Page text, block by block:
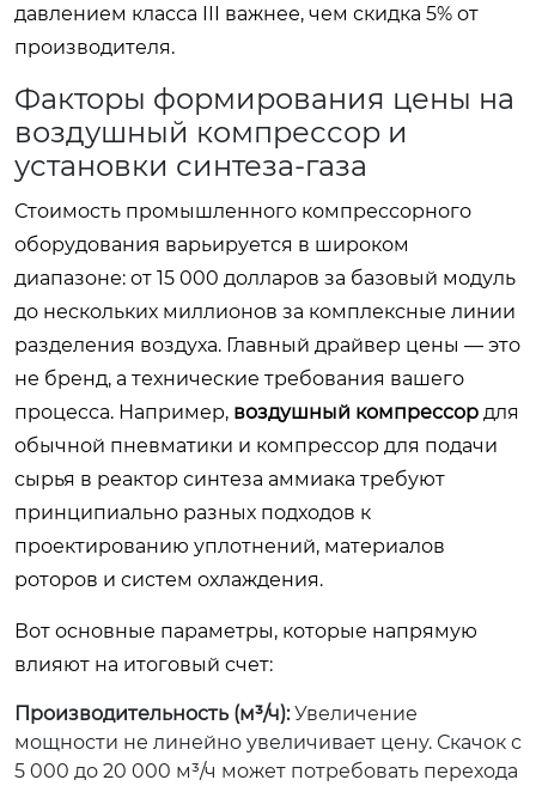
давлением класса III важнее, чем скидка 5% от
производителя.
Факторы формирования цены на
воздушный компрессор и
установки синтеза-газа
Стоимость промышленного компрессорного
оборудования варьируется в широком
диапазоне: от 15 000 долларов за базовый модуль
до нескольких миллионов за комплексные линии
разделения воздуха. Главный драйвер цены — это
не бренд, а технические требования вашего
процесса. Например, воздушный компрессор для
обычной пневматики и компрессор для подачи
сырья в реактор синтеза аммиака требуют
принципиально разных подходов к
проектированию уплотнений, материалов
роторов и систем охлаждения.
Вот основные параметры, которые напрямую
влияют на итоговый счет:
Производительность (м³/ч):Увеличение
мощности не линейно увеличивает цену. Скачок с
5 000 до 20 000 м³/ч может потребовать перехода